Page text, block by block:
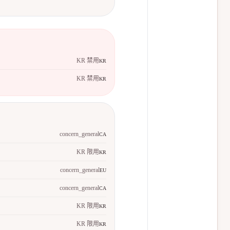
KR 禁用KR
KR 禁用KR
concern_generalCA
KR 限用KR
concern_generalEU
concern_generalCA
KR 限用KR
KR 限用KR